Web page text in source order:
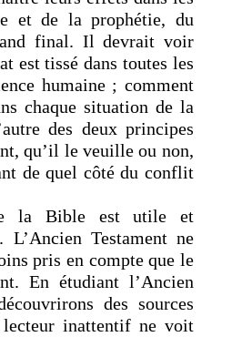
et de la prophétie, du
final. Il devrait voir
est tissé dans toutes les
humaine ; comment
chaque situation de la
des deux principes
qu’il le veuille ou non,
de quel côté du conflit
la Bible est utile et
Testament ne
pris en compte que le
En étudiant l’Ancien
des sources
inattentif ne voit